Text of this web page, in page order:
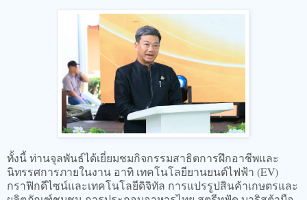
ทั้งนี้ ท่านจุลพันธ์ได้เยี่ยมชมกิจกรรมสาธิตการฝึกอาชีพและ
นิทรรศการภายในงาน อาทิ เทคโนโลยียานยนต์ไฟฟ้า (EV)
กราฟิกดีไซน์และเทคโนโลยีดิจิทัล การแปรรูปสินค้าเกษตรและ